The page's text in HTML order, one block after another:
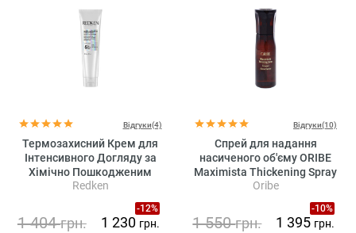
Відгуки(4)
Термозахисний Крем для
Інтенсивного Догляду за
Хімічно Пошкодженим
Волоссям Redken Acidic
Bonding Concentrate Leave-
in Treatment
Redken
-12%
1 404грн. 1 230 грн.
Відгуки(10)
Спрей для надання
насиченого об'єму ORIBE
Maximista Thickening Spray
Oribe
-10%
1 550грн. 1 395 грн.